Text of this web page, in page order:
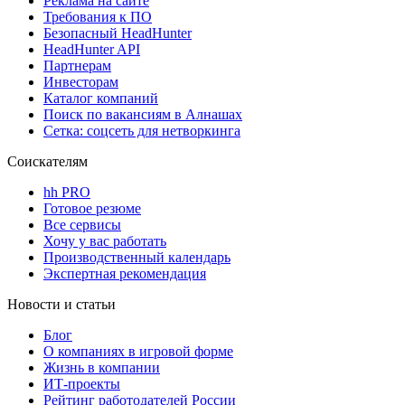
Требования к ПО
Безопасный HeadHunter
HeadHunter API
Партнерам
Инвесторам
Каталог компаний
Поиск по вакансиям в Алнашах
Сетка: соцсеть для нетворкинга
Соискателям
hh PRO
Готовое резюме
Все сервисы
Хочу у вас работать
Производственный календарь
Экспертная рекомендация
Новости и статьи
Блог
О компаниях в игровой форме
Жизнь в компании
ИТ-проекты
Рейтинг работодателей России